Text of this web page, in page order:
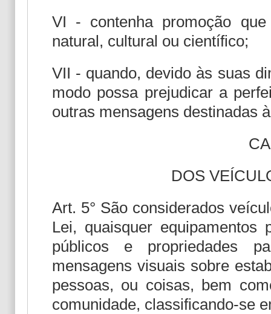
VI - contenha promoção
natural, cultural ou científico;
VII - quando, devido às suas
modo possa prejudicar a
outras mensagens destinadas
DOS
Art. 5° São considerados
Lei, quaisquer equipamentos
públicos e propriedades
mensagens visuais sobre
pessoas, ou coisas, bem
comunidade, classificando-se